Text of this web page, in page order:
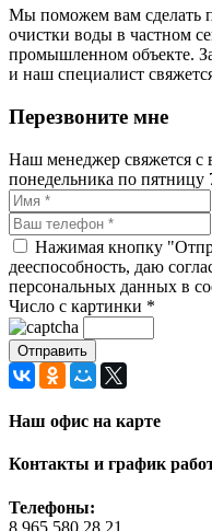
Мы поможем вам сделать
очистки воды в частном
промышленном объекте.
и наш специалист
Перезвоните мне
Наш менеджер свяжется с
понедельника по пятницу
Нажимая кнопку
дееспособность, даю
персональных данных в
Число с картинки *
Наш офис на карте
Контакты и график
Телефоны:
8 965 580 28 21